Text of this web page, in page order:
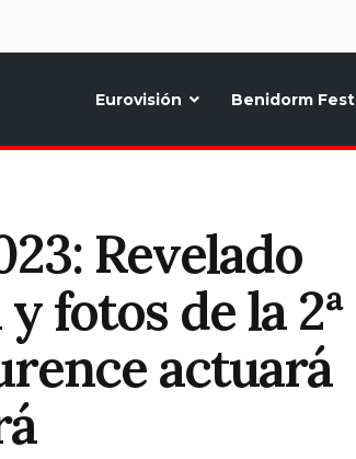
Eurovisión Benidorm Fest
Revelado
fotos de la 2ª
actuará